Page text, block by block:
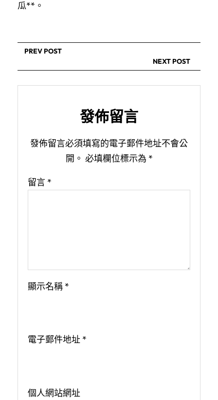
瓜**。
PREV POST
NEXT POST
發佈留言
發佈留言必須填寫的電子郵件地址不會公
開。 必填欄位標示為 *
留言 *
顯示名稱 *
電子郵件地址 *
個人網站網址